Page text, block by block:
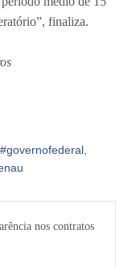
finaliza.
#governofederal,
nos contratos